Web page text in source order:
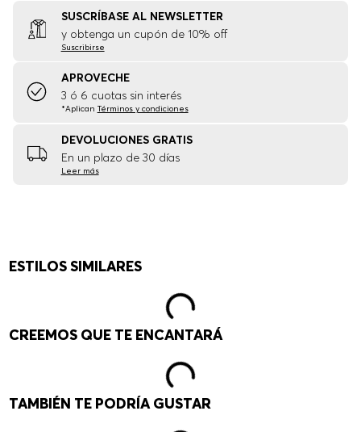
SUSCRÍBASE AL NEWSLETTER
y obtenga un cupón de 10% off
Suscribirse
APROVECHE
3 ó 6 cuotas sin interés
*Aplican Términos y condiciones
DEVOLUCIONES GRATIS
En un plazo de 30 días
Leer más
ESTILOS SIMILARES
CREEMOS QUE TE ENCANTARÁ
TAMBIÉN TE PODRÍA GUSTAR